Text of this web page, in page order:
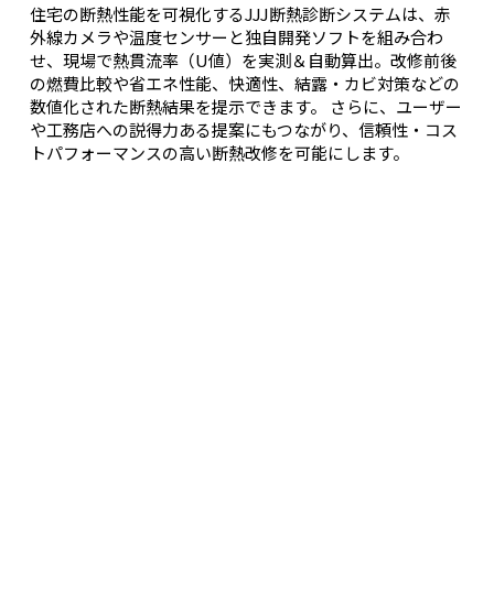
住宅の断熱性能を可視化するJJJ断熱診断システムは、赤
外線カメラや温度センサーと独自開発ソフトを組み合わ
せ、現場で熱貫流率（U値）を実測＆自動算出。改修前後
の燃費比較や省エネ性能、快適性、結露・カビ対策などの
数値化された断熱結果を提示できます。 さらに、ユーザー
や工務店への説得力ある提案にもつながり、信頼性・コス
トパフォーマンスの高い断熱改修を可能にします。